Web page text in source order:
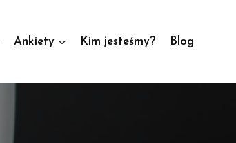
Ankiety Kim jesteśmy? Blog